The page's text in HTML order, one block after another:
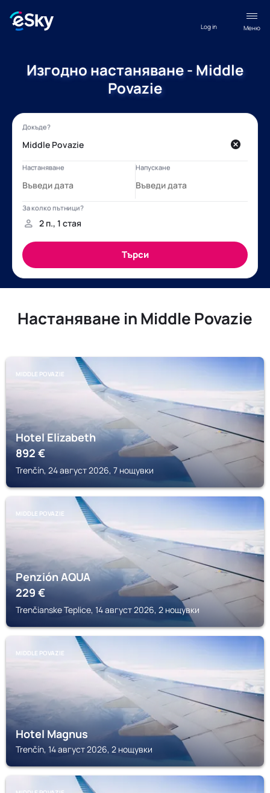
Меню
Log in
Изгодно настаняване - Middle
Povazie
Настаняване in Middle Povazie
MIDDLE POVAZIE
Hotel Elizabeth
892€
Trenčín, 24 август 2026, 7 нощувки
MIDDLE POVAZIE
Penzión AQUA
229€
Trenčianske Teplice, 14 август 2026, 2 нощувки
MIDDLE POVAZIE
Hotel Magnus
Trenčín, 14 август 2026, 2 нощувки